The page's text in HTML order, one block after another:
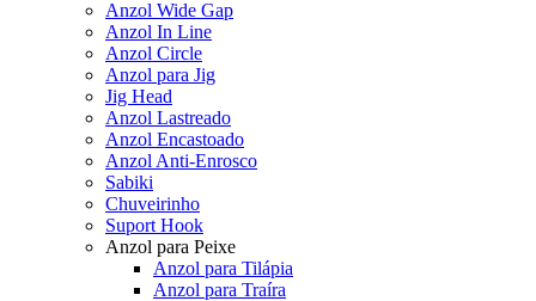
Anzol Wide Gap
Anzol In Line
Anzol Circle
Anzol para Jig
Jig Head
Anzol Lastreado
Anzol Encastoado
Anzol Anti-Enrosco
Sabiki
Chuveirinho
Suport Hook
Anzol para Peixe
Anzol para Tilápia
Anzol para Traíra